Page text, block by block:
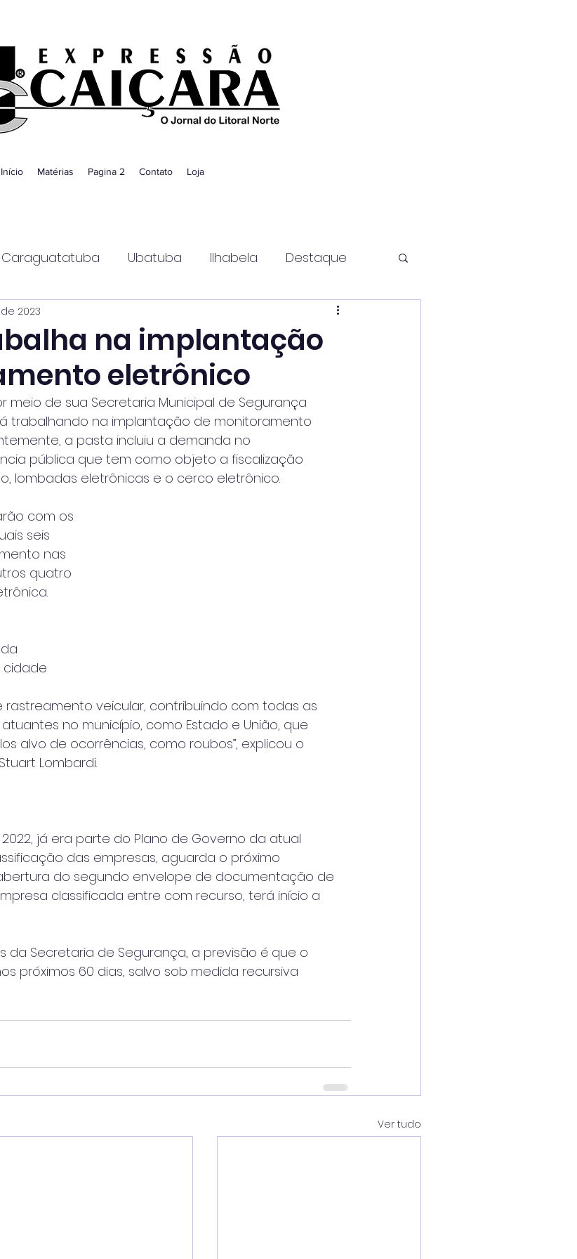
Início Matérias Pagina 2 Contato Loja
Caraguatatuba Ubatuba Ilhabela Destaque
na implantação
eletrônico
de 2023
meio de sua Secretaria Municipal de Segurança
trabalhando na implantação de monitoramento
a pasta incluiu a demanda no
pública que tem como objeto a fiscalização
lombadas eletrônicas e o cerco eletrônico.
com os
seis
nas
quatro
cidade
rastreamento veicular, contribuindo com todas as
no município, como Estado e União, que
alvo de ocorrências, como roubos”, explicou o
Lombardi.
já era parte do Plano de Governo da atual
das empresas, aguarda o próximo
do segundo envelope de documentação de
classificada entre com recurso, terá início a
da Secretaria de Segurança, a previsão é que o
próximos 60 dias, salvo sob medida recursiva
Ver tudo